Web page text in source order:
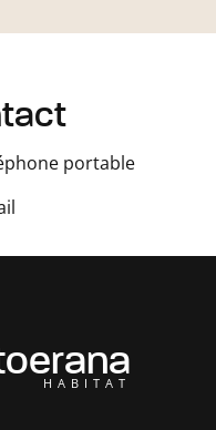
portable
HABITAT